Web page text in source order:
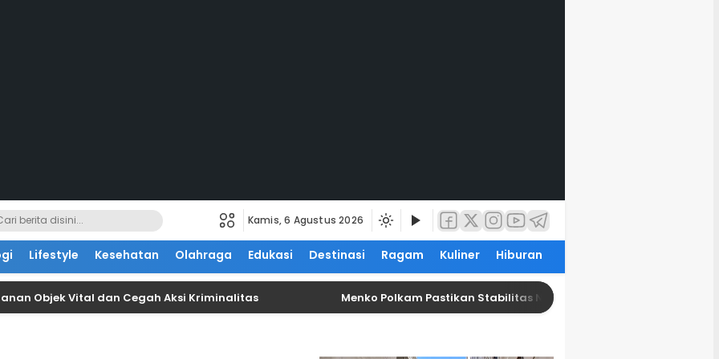
Kamis, 6 Agustus 2026
Lifestyle Kesehatan Olahraga Edukasi Destinasi Ragam Kuliner Hiburan
Vital dan Cegah Aksi Kriminalitas Menko Polkam Pastikan Stabilitas Nasional Tetap Terkendali